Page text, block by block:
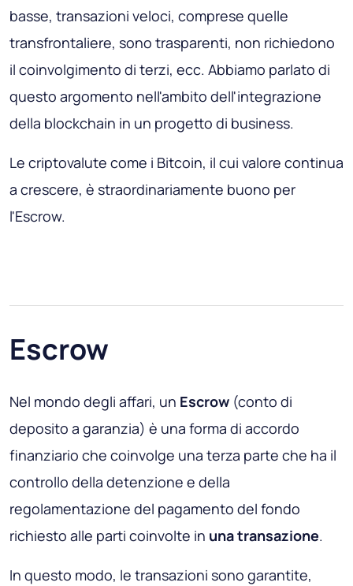
basse, transazioni veloci, comprese quelle
transfrontaliere, sono trasparenti, non richiedono
il coinvolgimento di terzi, ecc. Abbiamo parlato di
questo argomento nell'ambito dell'integrazione
della blockchain in un progetto di business.
Le criptovalute come i Bitcoin, il cui valore continua
a crescere, è straordinariamente buono per
l'Escrow.
Escrow
Nel mondo degli affari, un Escrow (conto di
deposito a garanzia) è una forma di accordo
finanziario che coinvolge una terza parte che ha il
controllo della detenzione e della
regolamentazione del pagamento del fondo
richiesto alle parti coinvolte in una transazione.
In questo modo, le transazioni sono garantite,